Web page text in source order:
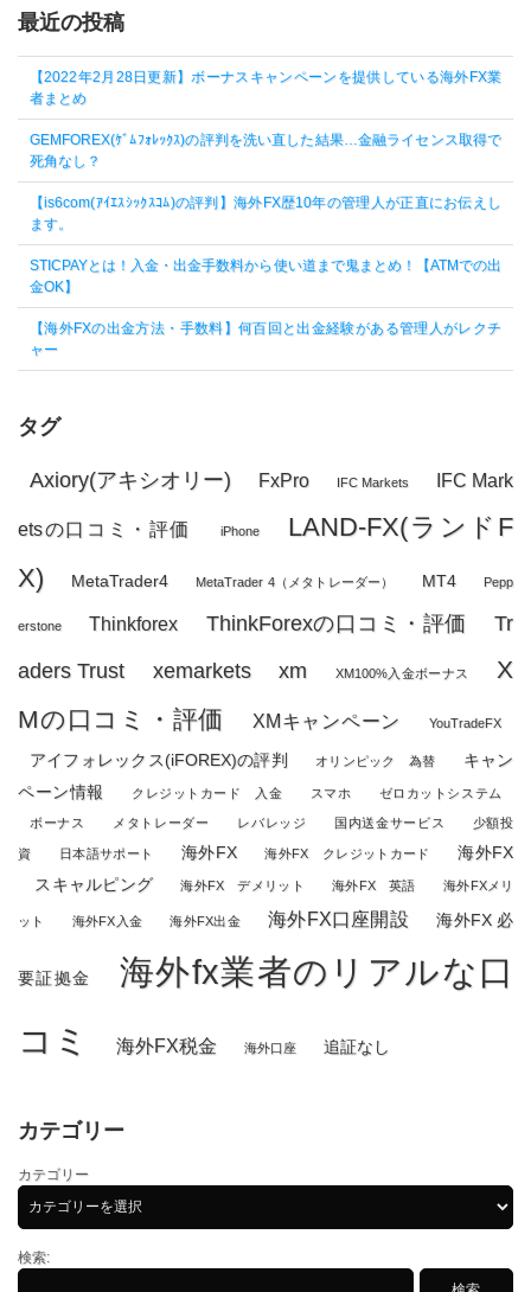
最近の投稿
【2022年2月28日更新】ボーナスキャンペーンを提供している海外FX業
者まとめ
GEMFOREX(ｹﾞﾑﾌｫﾚｯｸｽ)の評判を洗い直した結果…金融ライセンス取得で
死角なし？
【is6com(ｱｲｴｽｼｯｸｽｺﾑ)の評判】海外FX歴10年の管理人が正直にお伝えし
ます。
STICPAYとは！入金・出金手数料から使い道まで鬼まとめ！【ATMでの出
金OK】
【海外FXの出金方法・手数料】何百回と出金経験がある管理人がレクチ
ャー
タグ
Axiory(アキシオリー) FxPro IFC Markets IFC Mark
etsの口コミ・評価 iPhone
LAND-FX(ランドF
X)
MetaTrader4 MetaTrader 4（メタトレーダー） MT4 Pepp
erstone Thinkforex ThinkForexの口コミ・評価
Tr
aders Trust
xemarkets xm XM100%入金ボーナス
X
Mの口コミ・評価
XMキャンペーン YouTradeFX
アイフォレックス(iFOREX)の評判 オリンピック 為替
キャン
ペーン情報
クレジットカード 入金 スマホ ゼロカットシステム
ボーナス メタトレーダー レバレッジ 国内送金サービス 少額投
資 日本語サポート 海外FX 海外FX クレジットカード
海外FX
スキャルピング
海外FX デメリット 海外FX 英語 海外FXメリ
ット 海外FX入金 海外FX出金 海外FX口座開設 海外FX 必
要証拠金
海外fx業者のリアルな口
コミ
海外FX税金 海外口座 追証なし
カテゴリー
カテゴリー
検索: